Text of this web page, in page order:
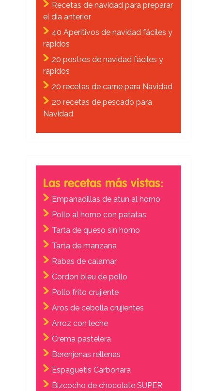
Recetas de navidad para preparar
el dia anterior
40 Aperitivos de navidad fáciles y
rápidos
20 postres de navidad fáciles y
rápidos
20 recetas de carne para Navidad
20 recetas de pescado para
Navidad
Las recetas más vistas:
Empanadillas de atun al horno
Pollo al horno con patatas
Tarta de queso sin horno
Tarta de manzana
Rabas de calamar
Cordon bleu de pollo
Pollo frito crujiente
Aros de cebolla crujientes
Arroz con leche
Crema pastelera
Berenjenas rellenas
Espaguetis Carbonara
Bizcocho de chocolate SUPER